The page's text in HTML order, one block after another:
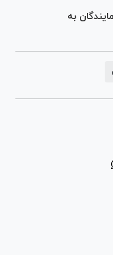
به